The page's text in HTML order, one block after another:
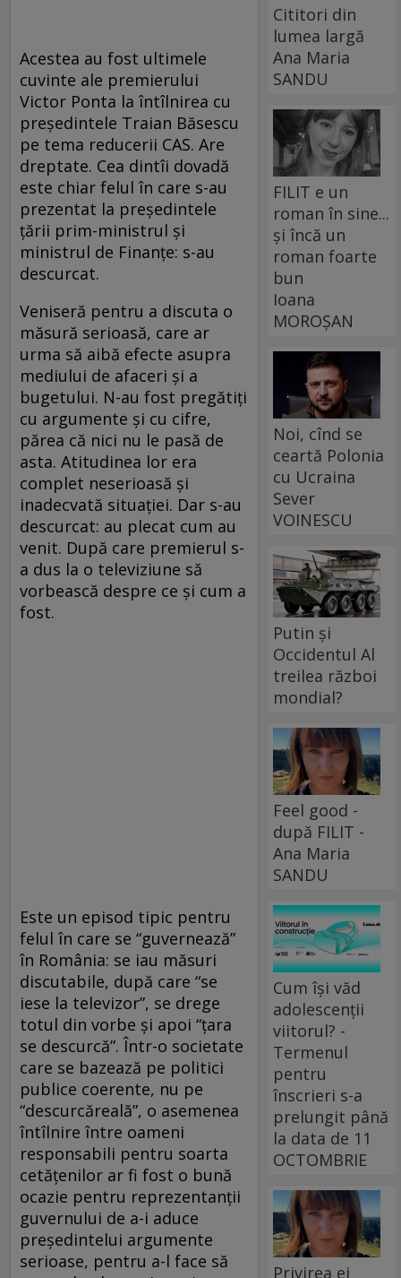
Acestea au fost ultimele
cuvinte ale premierului
Victor Ponta la întîlnirea cu
preşedintele Traian Băsescu
pe tema reducerii CAS. Are
dreptate. Cea dintîi dovadă
este chiar felul în care s-au
prezentat la preşedintele
ţării prim-ministrul şi
ministrul de Finanţe: s-au
descurcat.
Veniseră pentru a discuta o
măsură serioasă, care ar
urma să aibă efecte asupra
mediului de afaceri şi a
bugetului. N-au fost pregătiţi
cu argumente şi cu cifre,
părea că nici nu le pasă de
asta. Atitudinea lor era
complet neserioasă şi
inadecvată situaţiei. Dar s-au
descurcat: au plecat cum au
venit. După care premierul s-
a dus la o televiziune să
vorbească despre ce şi cum a
fost.
Este un episod tipic pentru
felul în care se “guvernează”
în România: se iau măsuri
discutabile, după care “se
iese la televizor”, se drege
totul din vorbe şi apoi “ţara
se descurcă”. Într-o societate
care se bazează pe politici
publice coerente, nu pe
“descurcăreală”, o asemenea
întîlnire între oameni
responsabili pentru soarta
cetăţenilor ar fi fost o bună
ocazie pentru reprezentanţii
guvernului de a-i aduce
preşedintelui argumente
serioase, pentru a-l face să
Cititori din
lumea largă
Ana Maria
SANDU
FILIT e un
roman în sine...
și încă un
roman foarte
bun
Ioana
MOROȘAN
Noi, cînd se
ceartă Polonia
cu Ucraina
Sever
VOINESCU
Putin și
Occidentul Al
treilea război
mondial?
Feel good -
după FILIT -
Ana Maria
SANDU
Cum își văd
adolescenții
viitorul? -
Termenul
pentru
înscrieri s-a
prelungit până
la data de 11
OCTOMBRIE
Privirea ei